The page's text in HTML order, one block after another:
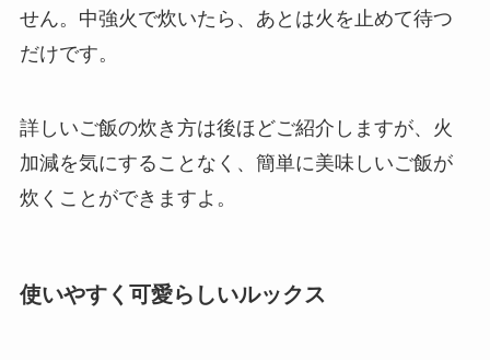
せん。 中強火で炊いたら、あとは火を止めて待つ
だけです。
詳しいご飯の炊き方は後ほどご紹介しますが、火
加減を気にすることなく、簡単に美味しいご飯が
炊くことができますよ。
使いやすく可愛らしいルックス